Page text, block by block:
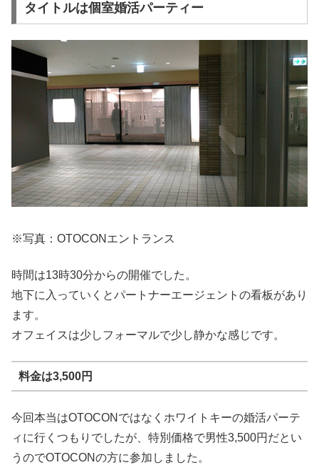
タイトルは個室婚活パーティー
※写真：OTOCONエントランス
時間は13時30分からの開催でした。
地下に入っていくとパートナーエージェントの看板があり
ます。
オフェイスは少しフォーマルで少し静かな感じです。
料金は3,500円
今回本当はOTOCONではなくホワイトキーの婚活パーテ
ィに行くつもりでしたが、特別価格で男性3,500円だとい
うのでOTOCONの方に参加しました。